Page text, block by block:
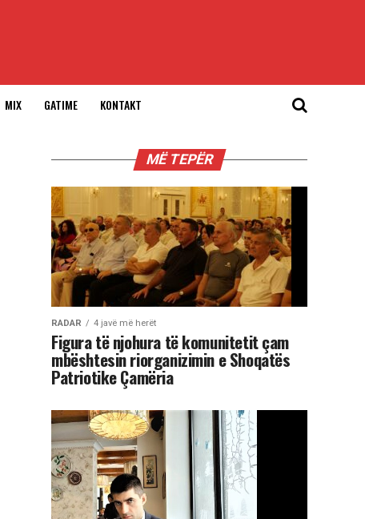
MIX GATIME KONTAKT
MË TEPËR
RADAR 4 javë më herët
Figura të njohura të komunitetit çam
mbështesin riorganizimin e Shoqatës
Patriotike Çamëria